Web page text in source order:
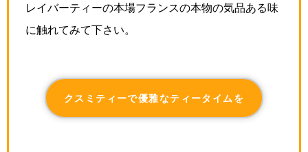
レイバーティーの本場フランスの本物の気品ある味
に触れてみて下さい。
クスミティーで優雅なティータイムを